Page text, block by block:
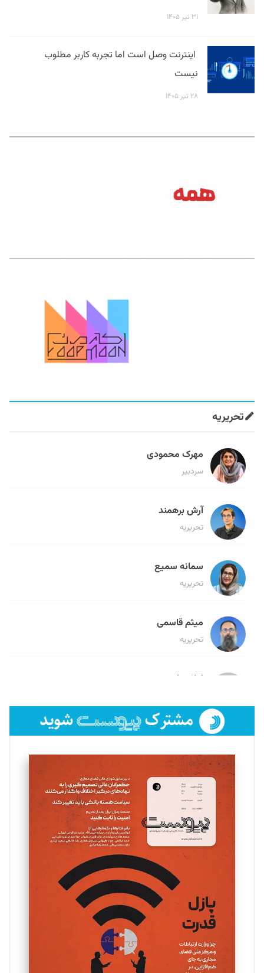
۳۱ تیر ۱۴۰۵
اینترنت وصل است اما تجربه کاربر مطلوب
نیست
۲۸ تیر ۱۴۰۵
تحریریه
مهرک محمودی
سردبیر
آرش برهمند
تحریریه
سمانه سمیع
تحریریه
میثم قاسمی
تحریریه
لیلا حنارود
فائزه فتحی رستمی
تحریریه
سروش کرمیان
تحریریه
مینا پاکدل
یسنا امان‌پور
تحریریه
ملینا جعفری